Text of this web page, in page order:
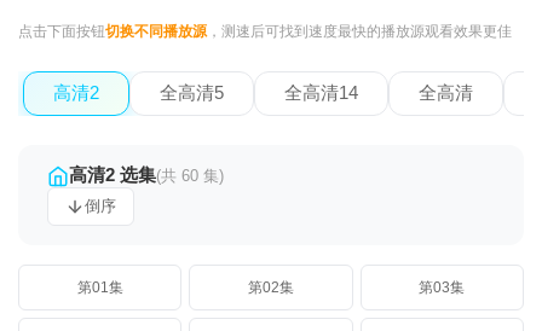
点击下面按钮切换不同播放源，测速后可找到速度最快的播放源观看效果更佳
高清2 全高清5 全高清14 全高清
高清2 选集(共 60 集)
倒序
第01集 第02集 第03集